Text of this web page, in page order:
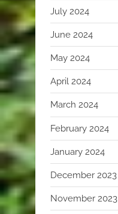
July 2024
June 2024
May 2024
April 2024
March 2024
February 2024
January 2024
December 2023
November 2023